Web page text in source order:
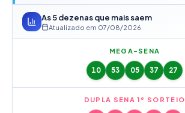
As 5 dezenas que mais saem
Atualizado em 07/08/2026
MEGA-SENA
10 53 05 37 27
DUPLA SENA 1º SORTEIO